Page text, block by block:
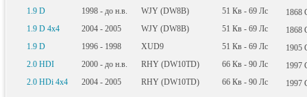
1.9 D
1998 - до н.в. WJY (DW8B) 51 Кв - 69 Лс 1868
1.9 D 4x4
2004 - 2005 WJY (DW8B) 51 Кв - 69 Лс 1868
1.9 D
1996 - 1998 XUD9 51 Кв - 69 Лс 1905
2.0 HDI
2000 - до н.в. RHY (DW10TD) 66 Кв - 90 Лс 1997
2.0 HDi 4x4
2004 - 2005 RHY (DW10TD) 66 Кв - 90 Лс 1997